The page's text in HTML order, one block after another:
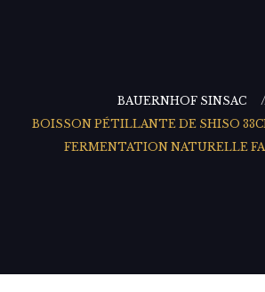
BAUERNHOF SINSAC
BOISSON PÉTILLANTE DE SHISO
FERMENTATION NATURELLE